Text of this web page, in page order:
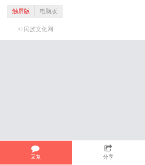
回复 分享
触屏版 电脑版
© 民族文化网